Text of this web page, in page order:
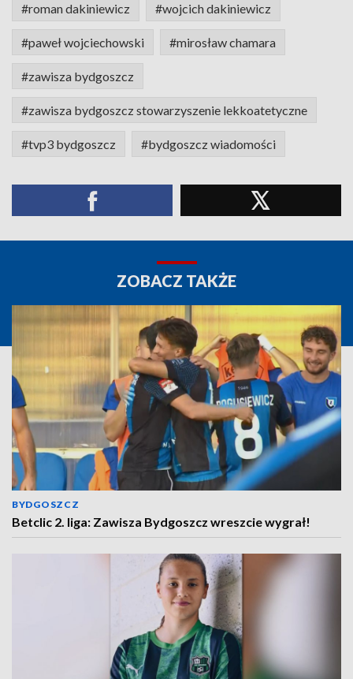
#roman dakiniewicz #wojcich dakiniewicz
#paweł wojciechowski #mirosław chamara
#zawisza bydgoszcz
#zawisza bydgoszcz stowarzyszenie lekkoatetyczne
#tvp3 bydgoszcz #bydgoszcz wiadomości
ZOBACZ TAKŻE
BYDGOSZCZ
Betclic 2. liga: Zawisza Bydgoszcz wreszcie wygrał!